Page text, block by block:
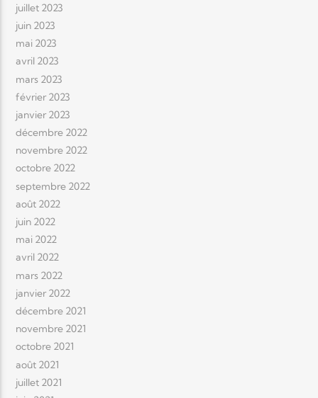
juillet 2023
juin 2023
mai 2023
avril 2023
mars 2023
février 2023
janvier 2023
décembre 2022
novembre 2022
octobre 2022
septembre 2022
août 2022
juin 2022
mai 2022
avril 2022
mars 2022
janvier 2022
décembre 2021
novembre 2021
octobre 2021
août 2021
juillet 2021